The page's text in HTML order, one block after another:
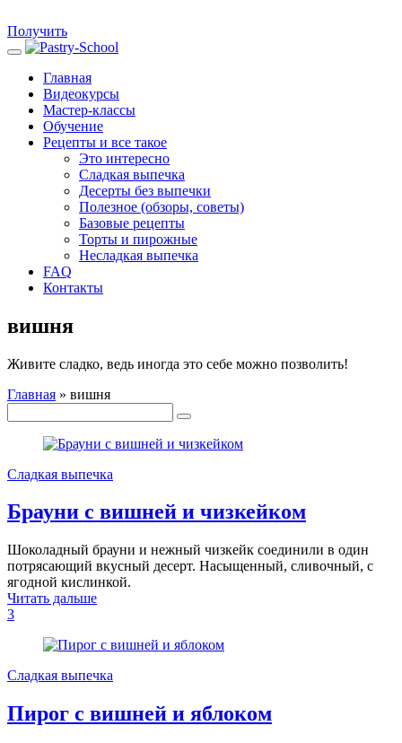
Получить
Главная
Видеокурсы
Мастер-классы
Обучение
Рецепты и все такое
Это интересно
Сладкая выпечка
Десерты без выпечки
Полезное (обзоры, советы)
Базовые рецепты
Торты и пирожные
Несладкая выпечка
FAQ
Контакты
вишня
Живите сладко, ведь иногда это себе можно позволить!
Главная » вишня
Сладкая выпечка
Брауни с вишней и чизкейком
Шоколадный брауни и нежный чизкейк соединили в один
потрясающий вкусный десерт. Насыщенный, сливочный, с
ягодной кислинкой.
Читать дальше
3
Сладкая выпечка
Пирог с вишней и яблоком